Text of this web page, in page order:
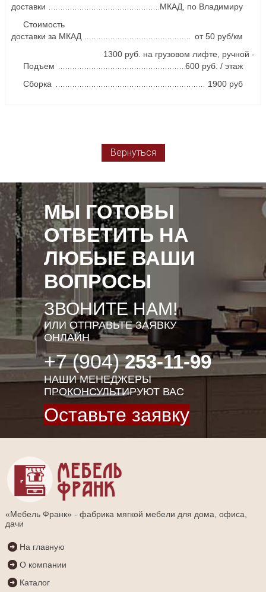
доставки
МКАД, по Владимиру
Стоимость
доставки за МКАД
от 50 руб/км
Подъем
1300 руб. на грузовом лифте, ручной -
600 руб. / этаж
Сборка
1900 руб
Вернуться
МЫ ГОТОВЫ
ОТВЕТИТЬ НА
ЛЮБЫЕ ВАШИ
ВОПРОСЫ
ЗВОНИТЕ НАМ!
ИЛИ ОТПРАВЬТЕ ЗАЯВКУ
ОНЛАЙН
+7 (904)253-11-99
НАШИ МЕНЕДЖЕРЫ
ПРОКОНСУЛЬТИРУЮТ ВАС
Оставьте заявку
«Мебель Франк» - фабрика мягкой мебели для дома, офиса,
дачи
На главную
О компании
Каталог